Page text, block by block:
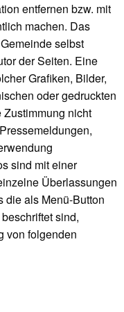
entfernen bzw. mit
machen. Das
selbst
der Seiten. Eine
Grafiken, Bilder,
oder gedruckten
nicht
sind mit einer
Überlassungen
die als Menü-Button
sind,
von folgenden